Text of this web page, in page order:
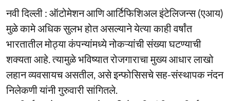
नवी दिल्ली : ऑटोमेशन आणि आर्टिफिशिअल इंटेलिजन्स (एआय)
मुळे कामे अधिक सुलभ होत असल्याने येत्या काही वर्षांत
भारतातील मोठ्या कंपन्यांमध्ये नोकऱ्यांची संख्या घटण्याची
शक्यता आहे. त्यामुळे भविष्यात रोजगाराचा मुख्य आधार लाखो
लहान व्यवसायच असतील, असे इन्फोसिसचे सह-संस्थापक नंदन
निलेकणी यांनी गुरुवारी सांगितले.